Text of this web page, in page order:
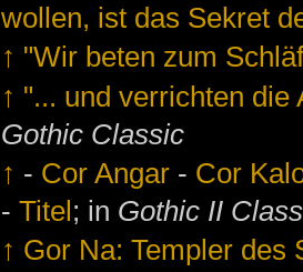
wollen, ist das Sekret
↑ "Wir beten zum
↑ "... und verrichten die
Gothic Classic
↑ - Cor Angar - Cor
-Titel; in Gothic II
↑ Gor Na: Templer des